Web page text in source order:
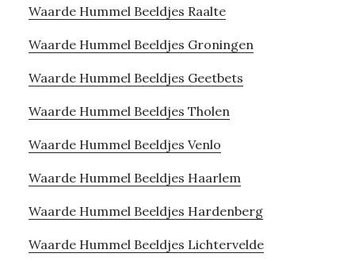
Waarde Hummel Beeldjes Raalte
Waarde Hummel Beeldjes Groningen
Waarde Hummel Beeldjes Geetbets
Waarde Hummel Beeldjes Tholen
Waarde Hummel Beeldjes Venlo
Waarde Hummel Beeldjes Haarlem
Waarde Hummel Beeldjes Hardenberg
Waarde Hummel Beeldjes Lichtervelde